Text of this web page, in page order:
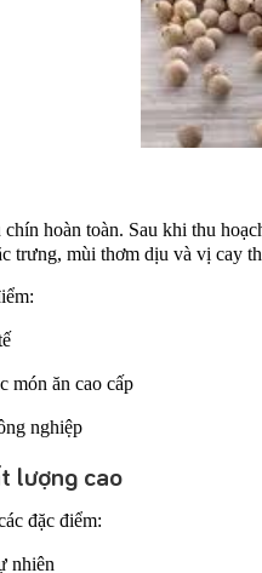
hoàn toàn. Sau khi thu
trưng, mùi thơm dịu và vị cay
món ăn cao cấp
nghiệp
lượng cao
đặc điểm:
nhiên